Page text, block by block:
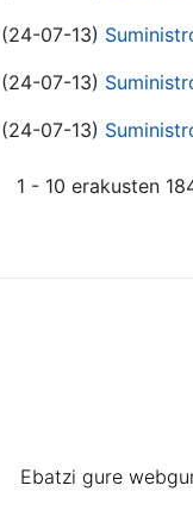
(24-07-13)
(24-07-13)
(24-07-13)
1 - 10 erakusten
Ebatzi gure